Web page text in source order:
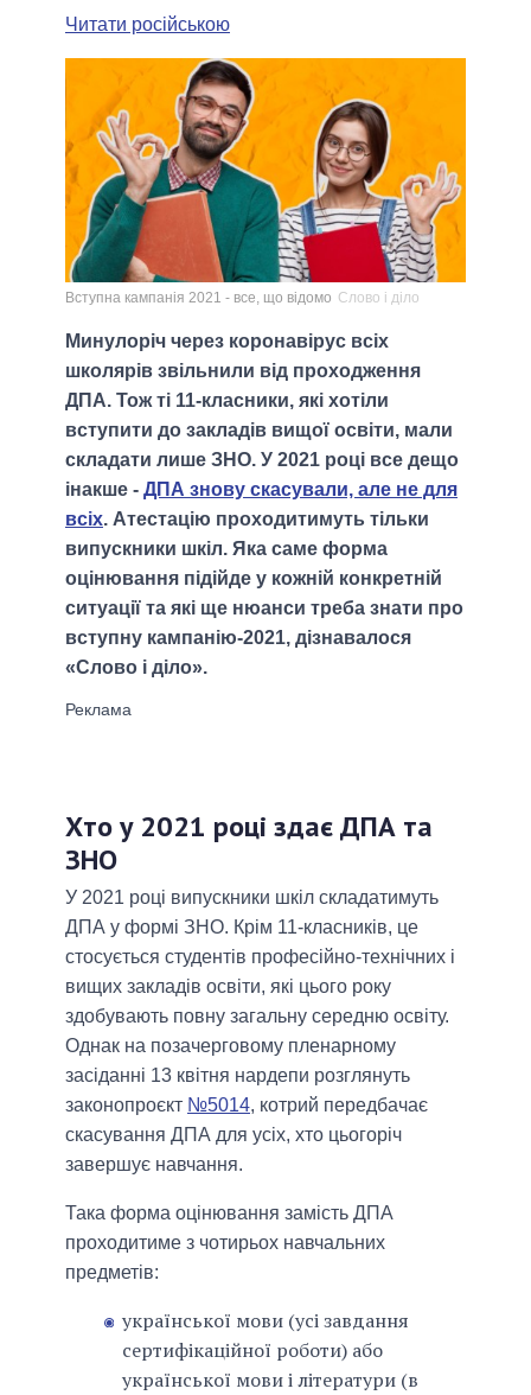
Читати російською
Вступна кампанія 2021 - все, що відомо Слово і діло
Минулоріч через коронавірус всіх
школярів звільнили від проходження
ДПА. Тож ті 11-класники, які хотіли
вступити до закладів вищої освіти, мали
складати лише ЗНО. У 2021 році все дещо
інакше - ДПА знову скасували, але не для
всіх. Атестацію проходитимуть тільки
випускники шкіл. Яка саме форма
оцінювання підійде у кожній конкретній
ситуації та які ще нюанси треба знати про
вступну кампанію-2021, дізнавалося
«Слово і діло».
Хто у 2021 році здає ДПА та
ЗНО
У 2021 році випускники шкіл складатимуть
ДПА у формі ЗНО. Крім 11-класників, це
стосується студентів професійно-технічних і
вищих закладів освіти, які цього року
здобувають повну загальну середню освіту.
Однак на позачерговому пленарному
засіданні 13 квітня нардепи розглянуть
законопроєкт №5014, котрий передбачає
скасування ДПА для усіх, хто цьогоріч
завершує навчання.
Така форма оцінювання замість ДПА
проходитиме з чотирьох навчальних
предметів:
української мови (усі завдання
сертифікаційної роботи) або
української мови і літератури (в